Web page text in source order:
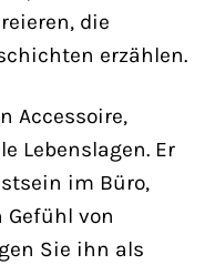
die
erzählen.
Accessoire,
Lebenslagen. Er
im Büro,
Gefühl von
Sie ihn als